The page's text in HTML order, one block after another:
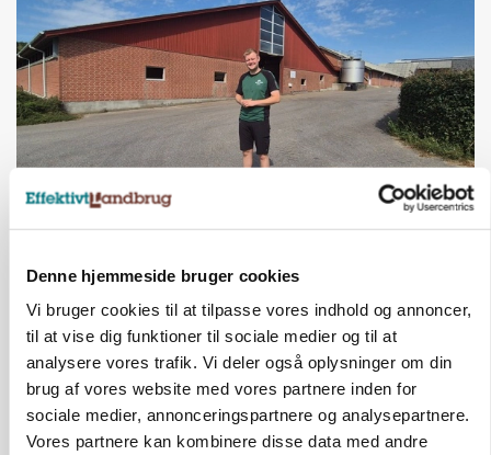
Denne hjemmeside bruger cookies
Vi bruger cookies til at tilpasse vores indhold og annoncer,
til at vise dig funktioner til sociale medier og til at
analysere vores trafik. Vi deler også oplysninger om din
brug af vores website med vores partnere inden for
sociale medier, annonceringspartnere og analysepartnere.
Vores partnere kan kombinere disse data med andre
KVÆG
beskeden start til store drømme
HØST-TOUR